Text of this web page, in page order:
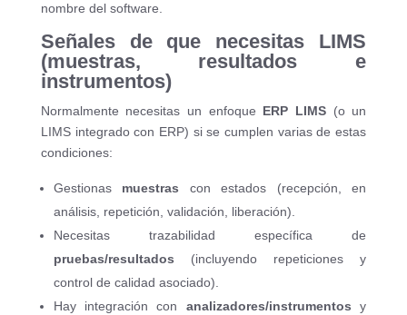
nombre del software.
Señales de que necesitas LIMS
(muestras, resultados e
instrumentos)
Normalmente necesitas un enfoque ERP LIMS(o un
LIMS integrado con ERP) si se cumplen varias de estas
condiciones:
Gestionas muestras con estados (recepción, en
análisis, repetición, validación, liberación).
Necesitas trazabilidad específica de
pruebas/resultados (incluyendo repeticiones y
control de calidad asociado).
Hay integración con analizadores/instrumentos y